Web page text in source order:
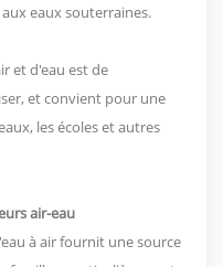
eaux souterraines.
et d'eau est de
et convient pour une
les écoles et autres
air-eau
à air fournit une source